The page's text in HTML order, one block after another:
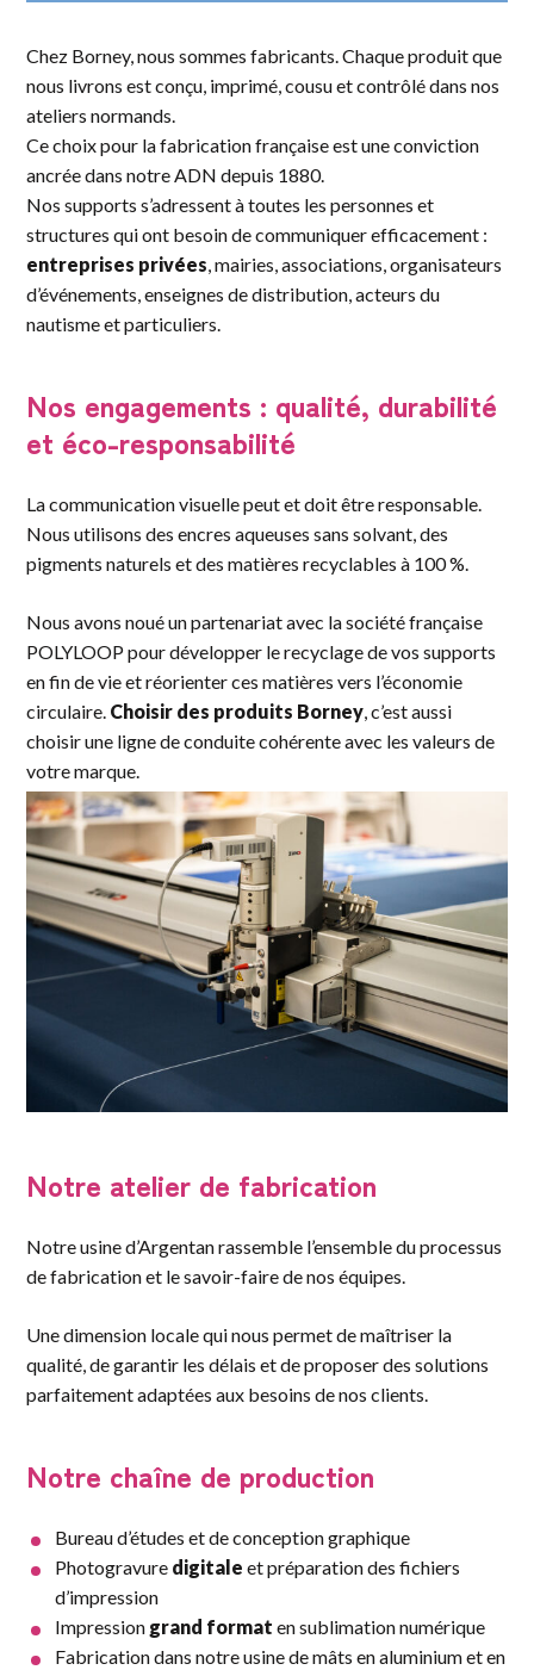
Chez Borney, nous sommes fabricants. Chaque produit que
nous livrons est conçu, imprimé, cousu et contrôlé dans nos
ateliers normands.
Ce choix pour la fabrication française est une conviction
ancrée dans notre ADN depuis 1880.
Nos supports s’adressent à toutes les personnes et
structures qui ont besoin de communiquer efficacement :
entreprises privées, mairies, associations, organisateurs
d’événements, enseignes de distribution, acteurs du
nautisme et particuliers.
Nos engagements : qualité, durabilité
et éco-responsabilité
La communication visuelle peut et doit être responsable.
Nous utilisons des encres aqueuses sans solvant, des
pigments naturels et des matières recyclables à 100 %.
Nous avons noué un partenariat avec la société française
POLYLOOP pour développer le recyclage de vos supports
en fin de vie et réorienter ces matières vers l’économie
circulaire. Choisir des produits Borney, c’est aussi
choisir une ligne de conduite cohérente avec les valeurs de
votre marque.
Notre atelier de fabrication
Notre usine d’Argentan rassemble l’ensemble du processus
de fabrication et le savoir-faire de nos équipes.
Une dimension locale qui nous permet de maîtriser la
qualité, de garantir les délais et de proposer des solutions
parfaitement adaptées aux besoins de nos clients.
Notre chaîne de production
Bureau d’études et de conception graphique
Photogravure digitale et préparation des fichiers
d’impression
Impression grand format ensublimationnumérique
Fabricationdans notre usinede mâts en aluminiumet en